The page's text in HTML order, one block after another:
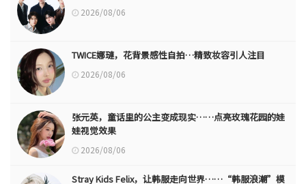
2026/08/06
TWICE娜璉，花背景感性自拍…精致妆容引人注目
2026/08/06
张元英，童话里的公主变成现实……点亮玫瑰花园的娃
娃视觉效果
2026/08/06
Stray Kids Felix，让韩服走向世界……“韩服浪潮”模